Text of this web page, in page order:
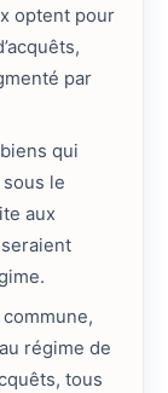
optent pour
par
qui
le
aux
régime de
tous